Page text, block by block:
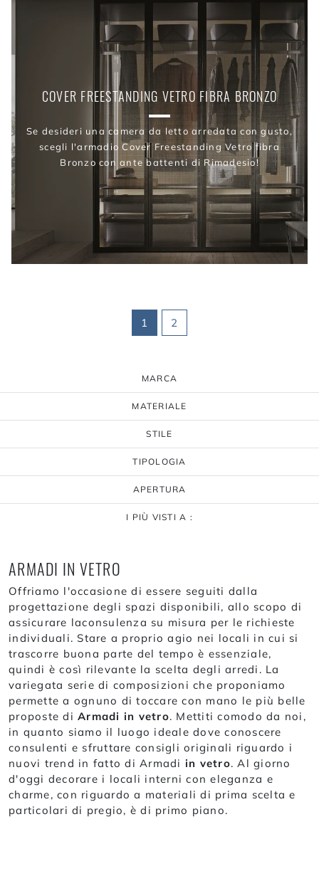
MARCA
MATERIALE
STILE
TIPOLOGIA
APERTURA
I PIÙ VISTI A :
COVER FREESTANDING VETRO FIBRA BRONZO
Se desideri una camera da letto arredata con gusto,
scegli l'armadio Cover Freestanding Vetro fibra
Bronzo con ante battenti di Rimadesio!
1 2
ARMADI IN VETRO
Offriamo l'occasione di essere seguiti dalla
progettazione degli spazi disponibili, allo scopo di
assicurare laconsulenza su misura per le richieste
individuali. Stare a proprio agio nei locali in cui si
trascorre buona parte del tempo è essenziale,
quindi è così rilevante la scelta degli arredi. La
variegata serie di composizioni che proponiamo
permette a ognuno di toccare con mano le più belle
proposte di Armadi in vetro. Mettiti comodo da noi,
in quanto siamo il luogo ideale dove conoscere
consulenti e sfruttare consigli originali riguardo i
nuovi trend in fatto di Armadi in vetro. Al giorno
d'oggi decorare i locali interni con eleganza e
charme, con riguardo a materiali di prima scelta e
particolari di pregio, è di primo piano.